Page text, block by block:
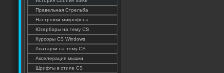
Правельная Стрельба
Настроики микрофона
Юзербары на тему CS
Курсоры CS Windows
Аватарки на тему CS
Акселерация мышки
Шрифты в стиле CS